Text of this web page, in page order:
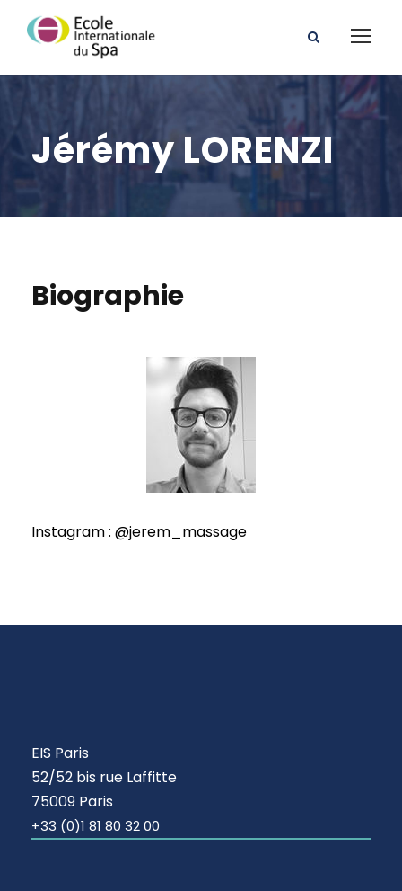
Jérémy LORENZI
Biographie
Instagram : @jerem_massage
EIS Paris
52/52 bis rue Laffitte
75009 Paris
+33 (0)1 81 80 32 00